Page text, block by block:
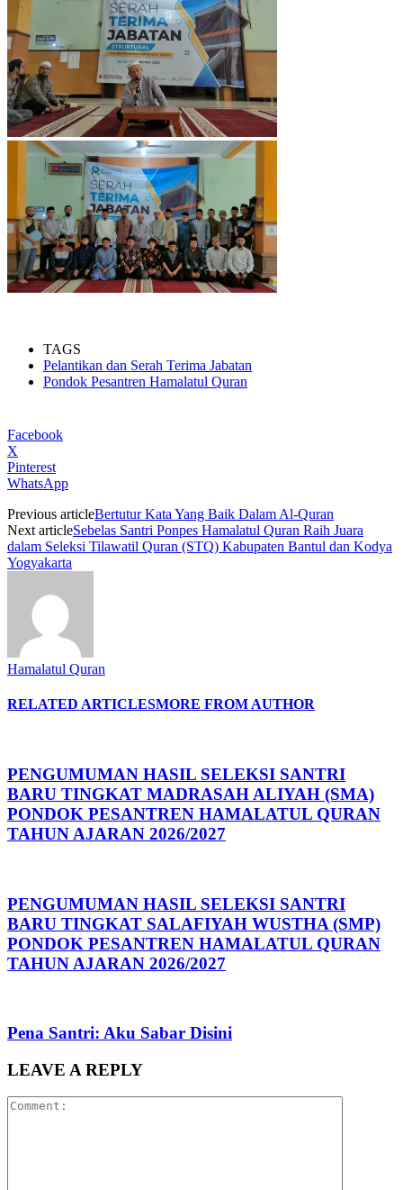
TAGS
Pelantikan dan Serah Terima Jabatan
Pondok Pesantren Hamalatul Quran
Facebook
X
Pinterest
WhatsApp
Previous articleBertutur Kata Yang Baik Dalam Al-Quran
Next articleSebelas Santri Ponpes Hamalatul Quran Raih Juara
dalam Seleksi Tilawatil Quran (STQ) Kabupaten Bantul dan Kodya
Yogyakarta
Hamalatul Quran
RELATED ARTICLESMORE FROM AUTHOR
PENGUMUMAN HASIL SELEKSI SANTRI
BARU TINGKAT MADRASAH ALIYAH (SMA)
PONDOK PESANTREN HAMALATUL QURAN
TAHUN AJARAN 2026/2027
PENGUMUMAN HASIL SELEKSI SANTRI
BARU TINGKAT SALAFIYAH WUSTHA (SMP)
PONDOK PESANTREN HAMALATUL QURAN
TAHUN AJARAN 2026/2027
Pena Santri: Aku Sabar Disini
LEAVE A REPLY